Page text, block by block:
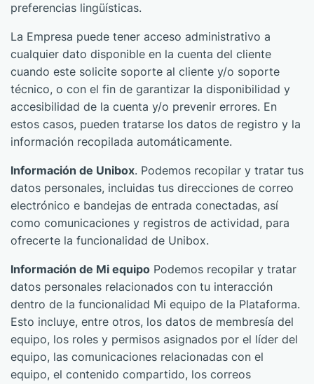
preferencias lingüísticas.
La Empresa puede tener acceso administrativo a
cualquier dato disponible en la cuenta del cliente
cuando este solicite soporte al cliente y/o soporte
técnico, o con el fin de garantizar la disponibilidad y
accesibilidad de la cuenta y/o prevenir errores. En
estos casos, pueden tratarse los datos de registro y la
información recopilada automáticamente.
Información de Unibox. Podemos recopilar y tratar tus
datos personales, incluidas tus direcciones de correo
electrónico e bandejas de entrada conectadas, así
como comunicaciones y registros de actividad, para
ofrecerte la funcionalidad de Unibox.
Información de Mi equipo Podemos recopilar y tratar
datos personales relacionados con tu interacción
dentro de la funcionalidad Mi equipo de la Plataforma.
Esto incluye, entre otros, los datos de membresía del
equipo, los roles y permisos asignados por el líder del
equipo, las comunicaciones relacionadas con el
equipo, el contenido compartido, los correos